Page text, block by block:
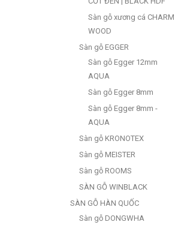
Sàn gỗ xương cá CHARM
WOOD
Sàn gỗ EGGER
Sàn gỗ Egger 12mm
AQUA
Sàn gỗ Egger 8mm
Sàn gỗ Egger 8mm -
AQUA
Sàn gỗ KRONOTEX
Sàn gỗ MEISTER
Sàn gỗ ROOMS
SÀN GỖ WINBLACK
SÀN GỖ HÀN QUỐC
Sàn gỗ DONGWHA